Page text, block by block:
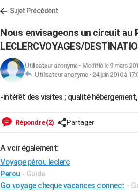
Sujet Précédent
Nous envisageons un circuit au
LECLERCVOYAGES/
Utilisateur anonyme- Modifié le 9 mars
Utilisateur anonyme - 24 juin 2010 à
-intérêt des visites ; qualité
Répondre (2) Partager
A voir également:
Voyage pérou leclerc
Perou - Guide
Go voyage cheque vacances connect -